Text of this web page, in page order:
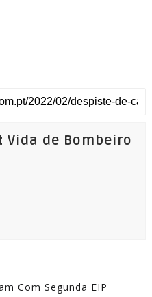
Vida de Bombeiro
Com Segunda EIP